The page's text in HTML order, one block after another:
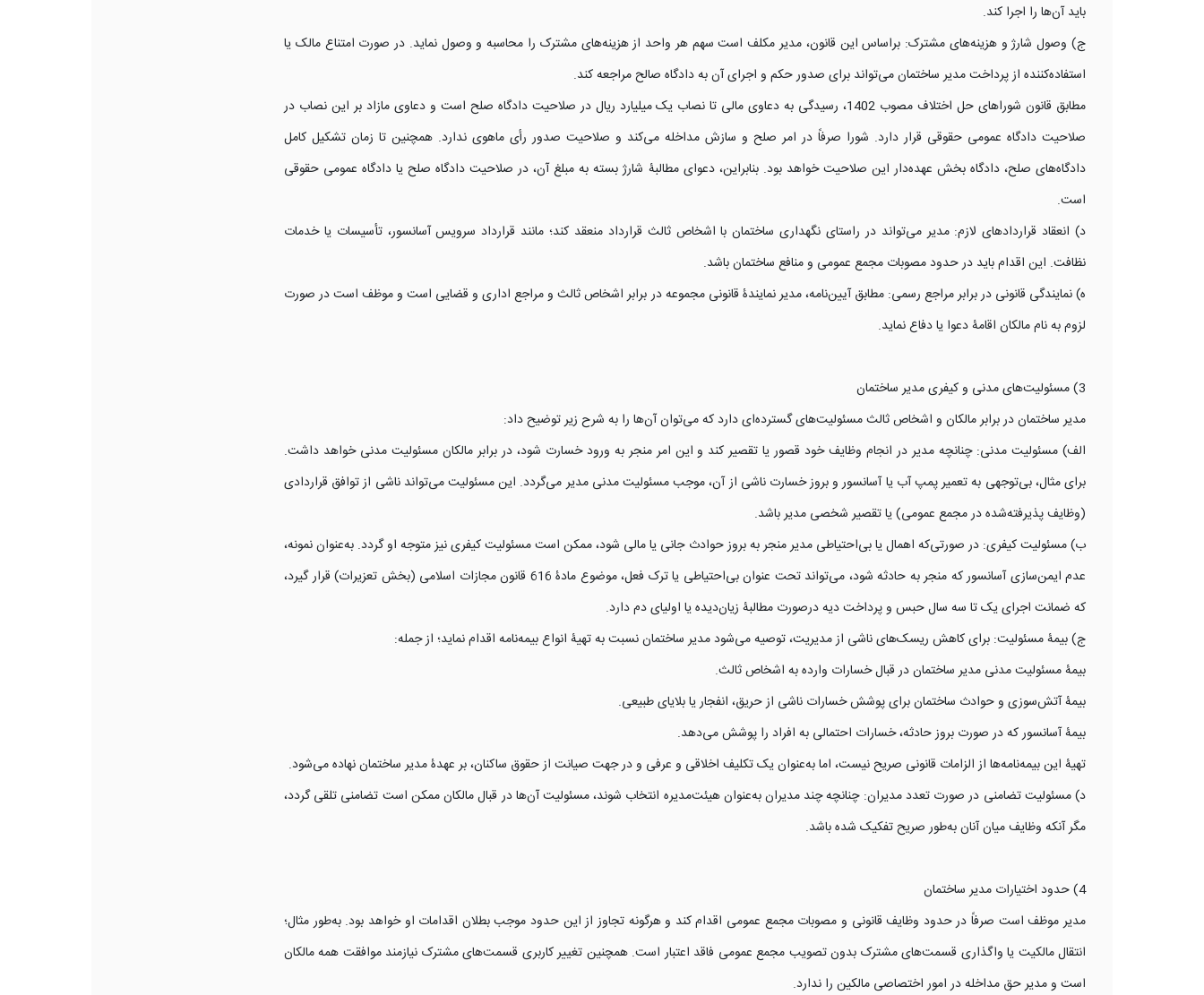
باید آن‌ها را اجرا کند.
ج) وصول شارژ و هزینه‌های مشترک: براساس این قانون، مدیر مکلف است سهم هر واحد از هزینه‌های مشترک را محاسبه و وصول نماید. در صورت امتناع مالک یا
استفاده‌کننده از پرداخت مدیر ساختمان می‌تواند برای صدور حکم و اجرای آن به دادگاه صالح مراجعه کند.
مطابق قانون شوراهای حل اختلاف مصوب 1402، رسیدگی به دعاوی مالی تا نصاب یک میلیارد ریال در صلاحیت دادگاه صلح است و دعاوی مازاد بر این نصاب در
صلاحیت دادگاه عمومی حقوقی قرار دارد. شورا صرفاً در امر صلح و سازش مداخله می‌کند و صلاحیت صدور رأی ماهوی ندارد. همچنین تا زمان تشکیل کامل
دادگاه‌های صلح، دادگاه بخش عهده‌دار این صلاحیت خواهد بود. بنابراین، دعوای مطالبۀ شارژ بسته به مبلغ آن، در صلاحیت دادگاه صلح یا دادگاه عمومی حقوقی
است.
د) انعقاد قراردادهای لازم: مدیر می‌تواند در راستای نگهداری ساختمان با اشخاص ثالث قرارداد منعقد کند؛ مانند قرارداد سرویس آسانسور، تأسیسات یا خدمات
نظافت. این اقدام باید در حدود مصوبات مجمع عمومی و منافع ساختمان باشد.
ه) نمایندگی قانونی در برابر مراجع رسمی: مطابق آیین‌نامه، مدیر نمایندۀ قانونی مجموعه در برابر اشخاص ثالث و مراجع اداری و قضایی است و موظف است در صورت
لزوم به نام مالکان اقامۀ دعوا یا دفاع نماید.
3) مسئولیت‌های مدنی و کیفری مدیر ساختمان
مدیر ساختمان در برابر مالکان و اشخاص ثالث مسئولیت‌های گسترده‌ای دارد که می‌توان آن‌ها را به شرح زیر توضیح داد:
الف) مسئولیت مدنی: چنانچه مدیر در انجام وظایف خود قصور یا تقصیر کند و این امر منجر به ورود خسارت شود، در برابر مالکان مسئولیت مدنی خواهد داشت.
برای مثال، بی‌توجهی به تعمیر پمپ آب یا آسانسور و بروز خسارت ناشی از آن، موجب مسئولیت مدنی مدیر می‌گردد. این مسئولیت می‌تواند ناشی از توافق قراردادی
(وظایف پذیرفته‌شده در مجمع عمومی) یا تقصیر شخصی مدیر باشد.
ب) مسئولیت کیفری: در صورتی‌که اهمال یا بی‌احتیاطی مدیر منجر به بروز حوادث جانی یا مالی شود، ممکن است مسئولیت کیفری نیز متوجه او گردد. به‌عنوان نمونه،
عدم ایمن‌سازی آسانسور که منجر به حادثه شود، می‌تواند تحت عنوان بی‌احتیاطی یا ترک فعل، موضوع مادۀ 616 قانون مجازات اسلامی (بخش تعزیرات) قرار گیرد،
که ضمانت اجرای یک تا سه سال حبس و پرداخت دیه درصورت مطالبۀ زیان‌دیده یا اولیای دم دارد.
ج) بیمۀ مسئولیت: برای کاهش ریسک‌های ناشی از مدیریت، توصیه می‌شود مدیر ساختمان نسبت به تهیۀ انواع بیمه‌نامه اقدام نماید؛ از جمله:
بیمۀ مسئولیت مدنی مدیر ساختمان در قبال خسارات وارده به اشخاص ثالث.
بیمۀ آتش‌سوزی و حوادث ساختمان برای پوشش خسارات ناشی از حریق، انفجار یا بلایای طبیعی.
بیمۀ آسانسور که در صورت بروز حادثه، خسارات احتمالی به افراد را پوشش می‌دهد.
تهیۀ این بیمه‌نامه‌ها از الزامات قانونی صریح نیست، اما به‌عنوان یک تکلیف اخلاقی و عرفی و در جهت صیانت از حقوق ساکنان، بر عهدۀ مدیر ساختمان نهاده می‌شود.
د) مسئولیت تضامنی در صورت تعدد مدیران: چنانچه چند مدیران به‌عنوان هیئت‌مدیره انتخاب شوند، مسئولیت آن‌ها در قبال مالکان ممکن است تضامنی تلقی گردد،
مگر آنکه وظایف میان آنان به‌طور صریح تفکیک شده باشد.
4) حدود اختیارات مدیر ساختمان
مدیر موظف است صرفاً در حدود وظایف قانونی و مصوبات مجمع عمومی اقدام کند و هرگونه تجاوز از این حدود موجب بطلان اقدامات او خواهد بود. به‌طور مثال؛
انتقال مالکیت یا واگذاری قسمت‌های مشترک بدون تصویب مجمع عمومی فاقد اعتبار است. همچنین تغییر کاربری قسمت‌های مشترک نیازمند موافقت همه مالکان
است و مدیر حق مداخله در امور اختصاصی مالکین را ندارد.